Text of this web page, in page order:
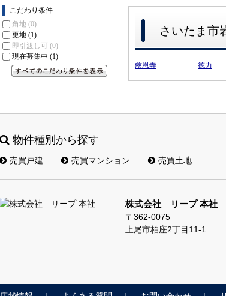
こだわり条件
角地 (0)
更地 (1)
即引渡し可 (0)
現在募集中 (1)
さいたま市
慈恩寺 徳力
物件種別から探す
売買戸建 売買マンション 売買土地
株式会社 リープ 本社
〒362-0075
上尾市柏座2丁目11-1